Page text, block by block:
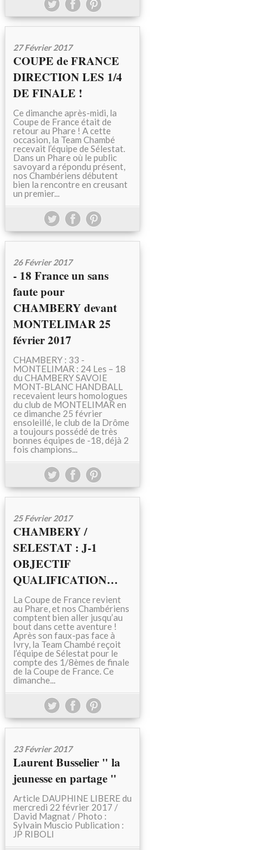
27 Février 2017
COUPE de FRANCE
DIRECTION LES 1/4
DE FINALE !
Ce dimanche après-midi, la
Coupe de France était de
retour au Phare ! A cette
occasion, la Team Chambé
recevait l’équipe de Sélestat.
Dans un Phare où le public
savoyard a répondu présent,
nos Chambériens débutent
bien la rencontre en creusant
un premier...
26 Février 2017
- 18 France un sans
faute pour
CHAMBERY devant
MONTELIMAR 25
février 2017
CHAMBERY : 33 -
MONTELIMAR : 24 Les – 18
du CHAMBERY SAVOIE
MONT-BLANC HANDBALL
recevaient leurs homologues
du club de MONTELIMAR en
ce dimanche 25 février
ensoleillé, le club de la Drôme
a toujours possédé de très
bonnes équipes de -18, déjà 2
fois champions...
25 Février 2017
CHAMBERY /
SELESTAT : J-1
OBJECTIF
QUALIFICATION…
La Coupe de France revient
au Phare, et nos Chambériens
comptent bien aller jusqu’au
bout dans cette aventure !
Après son faux-pas face à
Ivry, la Team Chambé reçoit
l’équipe de Sélestat pour le
compte des 1/8èmes de finale
de la Coupe de France. Ce
dimanche...
23 Février 2017
Laurent Busselier " la
jeunesse en partage "
Article DAUPHINE LIBERE du
mercredi 22 février 2017 /
David Magnat / Photo :
Sylvain Muscio Publication :
JP RIBOLI